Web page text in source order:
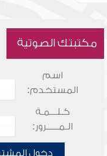
مكتبتك الصوتية
اسم
المستخدم:
كـلـــمـة
الـمـــــرور:
دخول